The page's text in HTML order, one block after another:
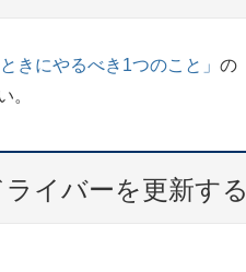
きにやるべき1つのこと」 の
。
イバーを更新する